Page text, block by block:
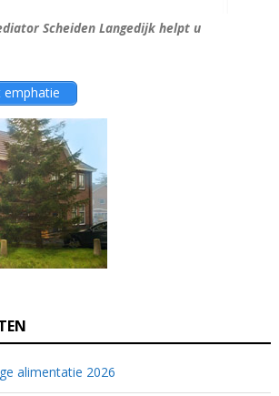
Scheiden Langedijk helpt u
emphatie
alimentatie 2026